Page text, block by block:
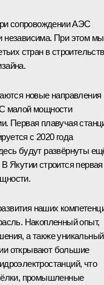
сопровождении АЭС
независима. При этом мы
стран в
новые направления
малой мощности
Первая плавучая
с 2020 года
будут развёрнуты
Якутии строится первая
наших
Накопленный опыт,
а также уникальный
открывают большие
что
промышленные